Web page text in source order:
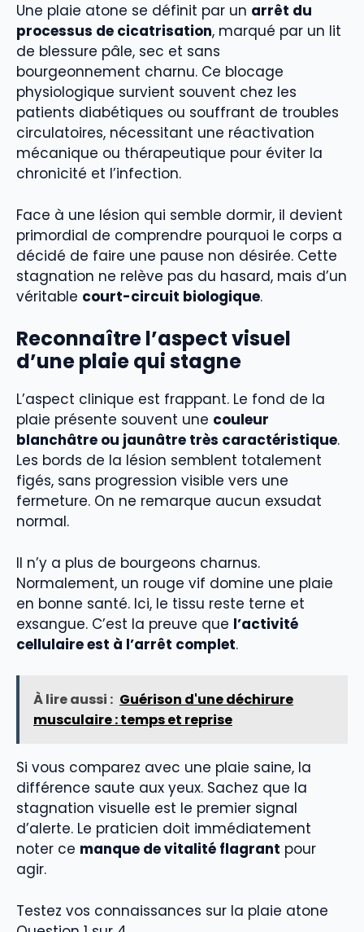
Une plaie atone se définit par un arrêt du
processus de cicatrisation, marqué par un lit
de blessure pâle, sec et sans
bourgeonnement charnu. Ce blocage
physiologique survient souvent chez les
patients diabétiques ou souffrant de troubles
circulatoires, nécessitant une réactivation
mécanique ou thérapeutique pour éviter la
chronicité et l’infection.
Face à une lésion qui semble dormir, il devient
primordial de comprendre pourquoi le corps a
décidé de faire une pause non désirée. Cette
stagnation ne relève pas du hasard, mais d’un
véritable court-circuit biologique.
Reconnaître l’aspect visuel
d’une plaie qui stagne
L’aspect clinique est frappant. Le fond de la
plaie présente souvent une couleur
blanchâtre ou jaunâtre très caractéristique.
Les bords de la lésion semblent totalement
figés, sans progression visible vers une
fermeture. On ne remarque aucun exsudat
normal.
Il n’y a plus de bourgeons charnus.
Normalement, un rouge vif domine une plaie
en bonne santé. Ici, le tissu reste terne et
exsangue. C’est la preuve que l’activité
cellulaire est à l’arrêt complet.
À lire aussi : Guérison d'une déchirure
musculaire : temps et reprise
Si vous comparez avec une plaie saine, la
différence saute aux yeux. Sachez que la
stagnation visuelle est le premier signal
d’alerte. Le praticien doit immédiatement
noter ce manque de vitalité flagrant pour
agir.
Testez vos connaissances sur la plaie atone